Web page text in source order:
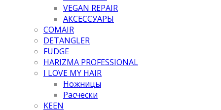
VEGAN REPAIR
АКСЕССУАРЫ
COMAIR
DETANGLER
FUDGE
HARIZMA PROFESSIONAL
I LOVE MY HAIR
Ножницы
Расчески
KEEN